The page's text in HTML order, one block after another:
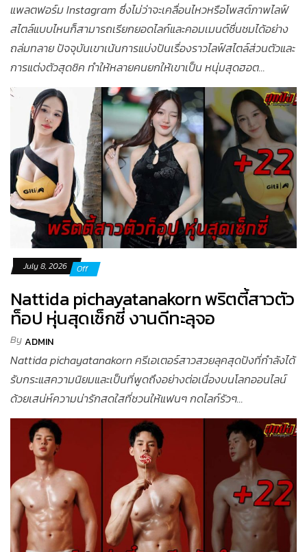
แพลตฟอร์ม Instagram ซึ่งไม่ว่าจะเคลื่อนไหวหรือโพสต์ภาพไลฟ์
สไตล์แบบไหนก็สามารถเรียกยอดไลก์และคอมเมนต์ชื่นชมได้อย่าง
ถล่มทลาย ปัจจุบันเขาเน้นการแบ่งปันเรื่องราวไลฟ์สไตล์ส่วนตัวและ
การแต่งตัวสุดชิค ทำให้หลายคนยกให้เขาเป็น หนุ่มสุดฮอต...
July 8, 2026 Off
Nattida pichayatanakorn พริตตี้สาวตัว
ท็อป หุ่นสุดเซ็กซี่ งานดีทะลุจอ
ByADMIN
Nattida pichayatanakorn ครีเอเตอร์สาวสวยลุคสุดปังที่กำลังได้
รับกระแสความนิยมและเป็นที่พูดถึงอย่างต่อเนื่องบนโลกออนไลน์
ด้วยเสน่ห์ความน่ารักสดใสที่ชวนให้แฟนๆ กดไลก์รัวๆ...